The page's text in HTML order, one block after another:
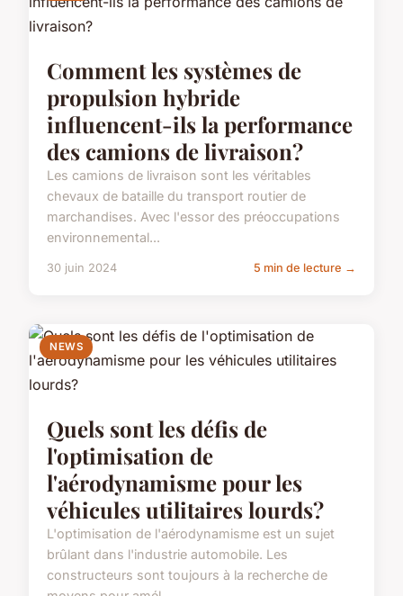
Comment les systèmes de
propulsion hybride
influencent-ils la performance
des camions de livraison?
Les camions de livraison sont les véritables
chevaux de bataille du transport routier de
marchandises. Avec l'essor des préoccupations
environnemental...
30 juin 2024 5 min de lecture →
NEWS
Quels sont les défis de
l'optimisation de
l'aérodynamisme pour les
véhicules utilitaires lourds?
L'optimisation de l'aérodynamisme est un sujet
brûlant dans l'industrie automobile. Les
constructeurs sont toujours à la recherche de